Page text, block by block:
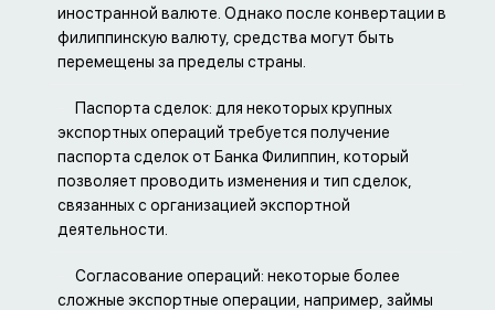
иностранной валюте. Однако после конвертации в
филиппинскую валюту, средства могут быть
перемещены за пределы страны.
Паспорта сделок: для некоторых крупных
экспортных операций требуется получение
паспорта сделок от Банка Филиппин, который
позволяет проводить изменения и тип сделок,
связанных с организацией экспортной
деятельности.
Согласование операций: некоторые более
сложные экспортные операции, например, займы